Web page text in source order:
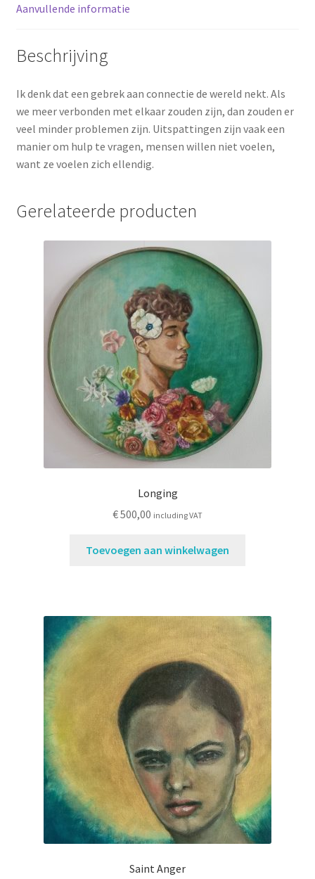
Aanvullende informatie
Beschrijving
Ik denk dat een gebrek aan connectie de wereld nekt. Als
we meer verbonden met elkaar zouden zijn, dan zouden er
veel minder problemen zijn. Uitspattingen zijn vaak een
manier om hulp te vragen, mensen willen niet voelen,
want ze voelen zich ellendig.
Gerelateerde producten
Longing
€500,00 including VAT
Toevoegen aan winkelwagen
Saint Anger